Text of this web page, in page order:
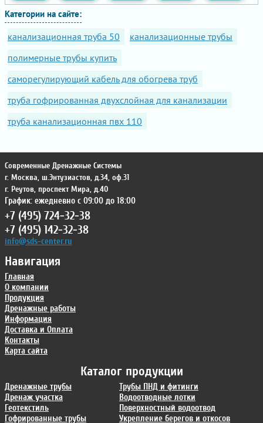
Категории на сайте:
канализационная труба 50
канализационные трубы
полимерные трубы купить
саморегулирующий кабель для обогрева труб
труба гофрированная двухслойная для канализации
труба канализационная пвх 110
Каталог продукции
Дренажные трубы
Дренаж участка
Геотекстиль
Гофрированные трубы
Трубы ПНД и фитинги
Водоотводные лотки
Поверхностный водоотвод
Укрепление берегов и откосов
Навигация
Главная
О компании
Продукция
Дренажные работы
Информация
Доставка и Оплата
Контакты
Карта сайта
Современные Дренажные Системы
г. Москва, ш.Энтузиастов, д.34, оф.31
г. Реутов, проспект Мира, д.40
График: ежедневно с 09:00 до 18:00
+7 (495) 724-32-38
+7 (495) 142-32-38
info@sds-center.ru